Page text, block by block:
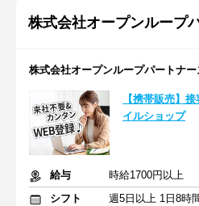
株式会社オープンループ
株式会社オープンループパートナ
【携帯販売】
イルショップ
給与
時給1700円以上
シフト
週5日以上 1日8時